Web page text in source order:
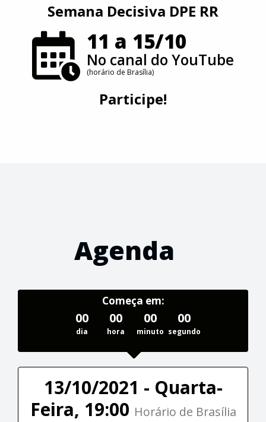
Semana Decisiva DPE RR
11 a 15/10
No canal do YouTube
(horário de Brasília)
Participe!
Agenda
Começa em:
00
dia
00
hora
00
minuto
00
segundo
13/10/2021 - Quarta-
Feira, 19:00 Horário de Brasília